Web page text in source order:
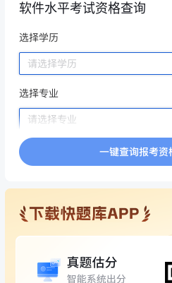
软件水平考试资格查询